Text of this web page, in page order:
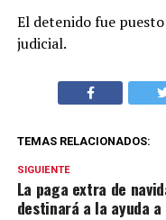
El detenido fue
judicial.
TEMAS RELACIONADOS:
SIGUIENTE
La paga extra de
destinará a la ayuda